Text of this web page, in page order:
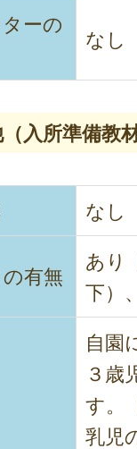
ーの
なし
入所準備教
なし
有無
あり
下）
自園
３歳
す。
乳児